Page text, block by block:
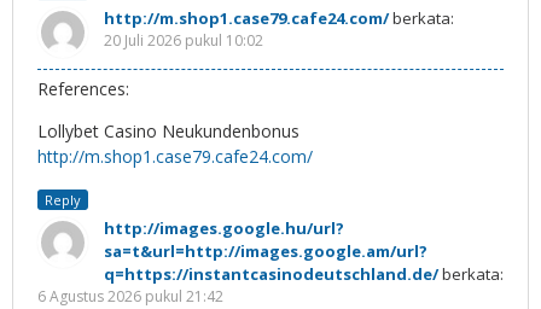
http://m.shop1.case79.cafe24.com/berkata:
20 Juli 2026 pukul 10:02
References:
Lollybet Casino Neukundenbonus
http://m.shop1.case79.cafe24.com/
Reply
http://images.google.hu/url?
sa=t&url=http://images.google.am/url?
q=https://instantcasinodeutschland.de/berkata:
6 Agustus 2026 pukul 21:42